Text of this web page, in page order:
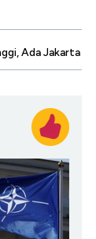
Ada Jakarta